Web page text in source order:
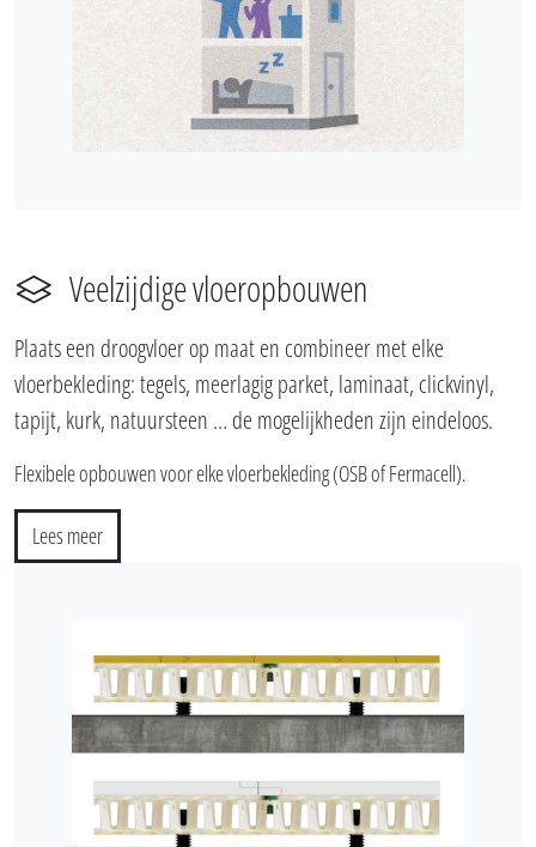
Veelzijdige vloeropbouwen
Plaats een droogvloer op maat en combineer met elke
vloerbekleding: tegels, meerlagig parket, laminaat, clickvinyl,
tapijt, kurk, natuursteen … de mogelijkheden zijn eindeloos.
Flexibele opbouwen voor elke vloerbekleding (OSB of Fermacell).
Lees meer